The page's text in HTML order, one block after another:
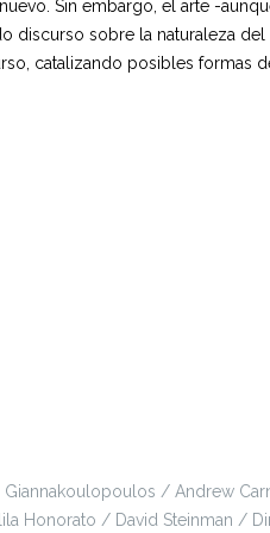
Sin embargo, el arte -
sobre la naturaleza
catalizando posibles formas
/ Andrew
Honorato / David Steinman /